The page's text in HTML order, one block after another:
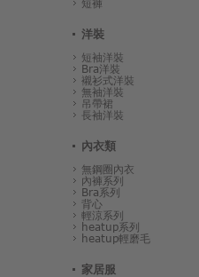
短褲
洋裝
短袖洋裝
Bra洋裝
襯衫式洋裝
無袖洋裝
吊帶裙
長袖洋裝
內衣類
無鋼圈內衣
內褲系列
Bra系列
背心
輕涼系列
heatup系列
heatup輕磨毛
家居服